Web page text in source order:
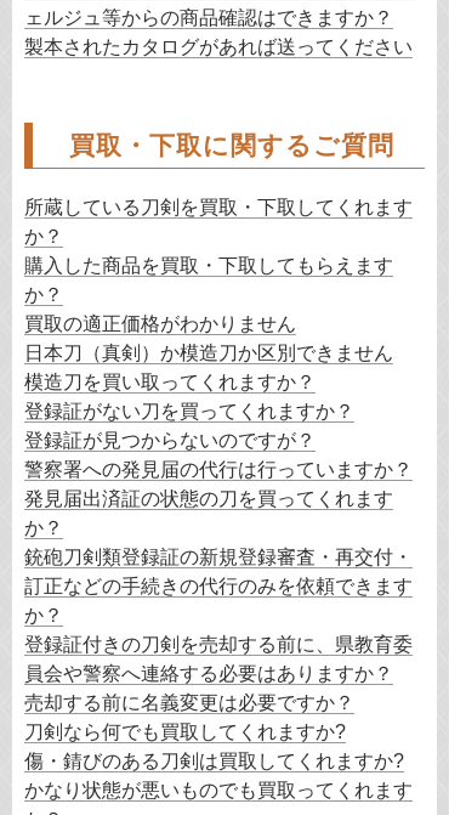
ェルジュ等からの商品確認はできますか？
製本されたカタログがあれば送ってください
買取・下取に関するご質問
所蔵している刀剣を買取・下取してくれます
か？
購入した商品を買取・下取してもらえます
か？
買取の適正価格がわかりません
日本刀（真剣）か模造刀か区別できません
模造刀を買い取ってくれますか？
登録証がない刀を買ってくれますか？
登録証が見つからないのですが？
警察署への発見届の代行は行っていますか？
発見届出済証の状態の刀を買ってくれます
か？
銃砲刀剣類登録証の新規登録審査・再交付・
訂正などの手続きの代行のみを依頼できます
か？
登録証付きの刀剣を売却する前に、県教育委
員会や警察へ連絡する必要はありますか？
売却する前に名義変更は必要ですか？
刀剣なら何でも買取してくれますか?
傷・錆びのある刀剣は買取してくれますか?
かなり状態が悪いものでも買取ってくれます